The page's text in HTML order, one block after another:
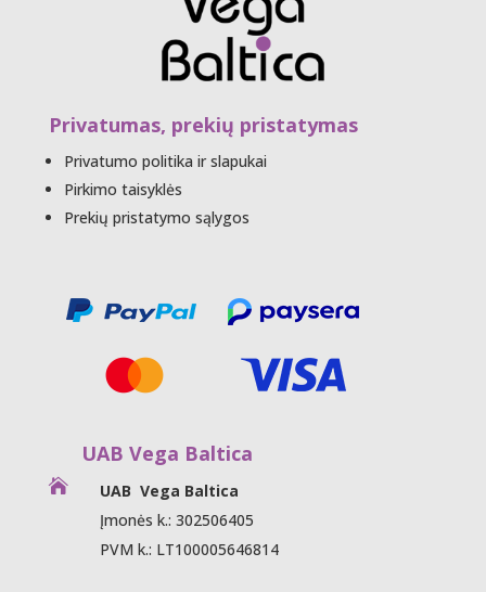
Privatumas, prekių pristatymas
Privatumo politika ir slapukai
Pirkimo taisyklės
Prekių pristatymo sąlygos
UAB Vega Baltica

UAB Vega Baltica
Įmonės k.: 302506405
PVM k.: LT100005646814